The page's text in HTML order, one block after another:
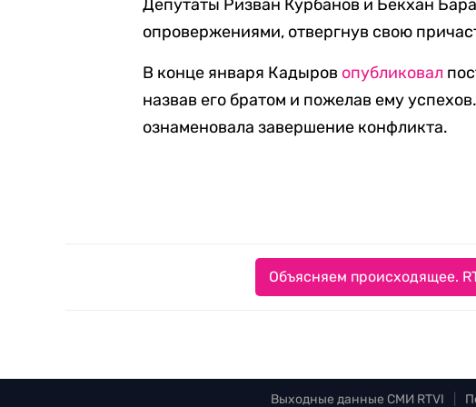
Депутаты Ризван Курбанов и Бекхан
опровержениями, отвергнув свою
В конце января Кадыров опубликовал
назвав его братом и пожелав ему
ознаменовала завершение конфликта.
Объясняем происходящее.
Выходные данные СМИ RTVI